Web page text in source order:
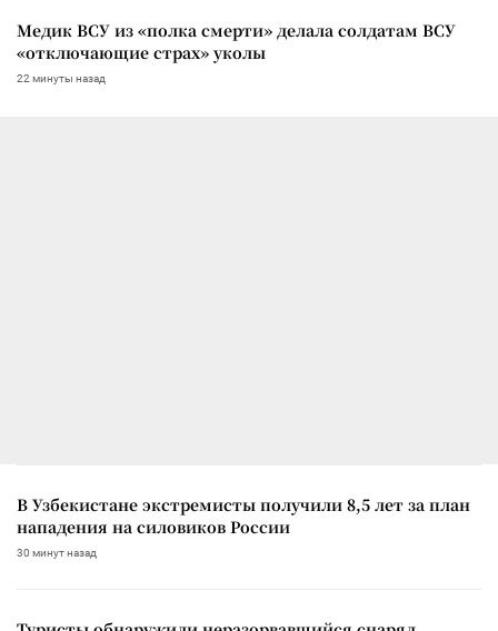
Медик ВСУ из «полка смерти» делала солдатам ВСУ
«отключающие страх» уколы
22 минуты назад
В Узбекистане экстремисты получили 8,5 лет за план
нападения на силовиков России
30 минут назад